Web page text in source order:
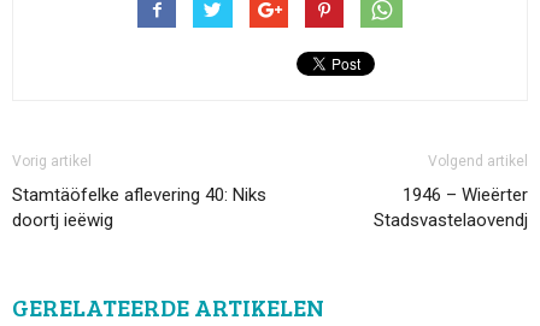
Vorig artikel
Stamtäöfelke aflevering 40: Niks
doortj ieëwig
Volgend artikel
1946 – Wieërter
Stadsvastelaovendj
GERELATEERDE ARTIKELEN